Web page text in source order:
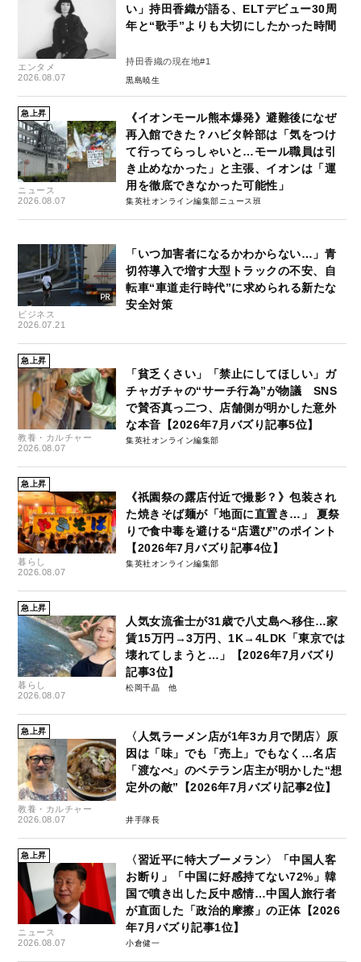
エンタメ
2026.08.07
い」持田香織が語る、ELTデビュー30周
年と“歌手”よりも大切にしたかった時間
持田香織の現在地#1
黒島暁生
急上昇
ニュース
2026.08.07
《イオンモール熊本爆発》避難後になぜ
再入館できた？ハビタ幹部は「気をつけ
て行ってらっしゃいと…モール職員は引
き止めなかった」と主張、イオンは「運
用を徹底できなかった可能性」
集英社オンライン編集部ニュース班
ビジネス
2026.07.21
「いつ加害者になるかわからない…」青
切符導入で増す大型トラックの不安、自
転車“車道走行時代”に求められる新たな
安全対策
急上昇
教養・カルチャー
2026.08.07
「貧乏くさい」「禁止にしてほしい」ガ
チャガチャの“サーチ行為”が物議 SNS
で賛否真っ二つ、店舗側が明かした意外
な本音【2026年7月バズり記事5位】
集英社オンライン編集部
急上昇
暮らし
2026.08.07
《祇園祭の露店付近で撮影？》包装され
た焼きそば麺が「地面に直置き…」 夏祭
りで食中毒を避ける“店選び”のポイント
【2026年7月バズり記事4位】
集英社オンライン編集部
急上昇
暮らし
2026.08.07
人気女流雀士が31歳で八丈島へ移住…家
賃15万円→3万円、1K→4LDK「東京では
壊れてしまうと…」【2026年7月バズり
記事3位】
松岡千晶
急上昇
教養・カルチャー
2026.08.07
〈人気ラーメン店が1年3カ月で閉店〉原
因は「味」でも「売上」でもなく…名店
「渡なべ」のベテラン店主が明かした“想
定外の敵”【2026年7月バズり記事2位】
井手隊長
急上昇
ニュース
2026.08.07
〈習近平に特大ブーメラン〉「中国人客
お断り」「中国に好感持てない72%」韓
国で噴き出した反中感情…中国人旅行者
が直面した「政治的摩擦」の正体【2026
年7月バズり記事1位】
小倉健一